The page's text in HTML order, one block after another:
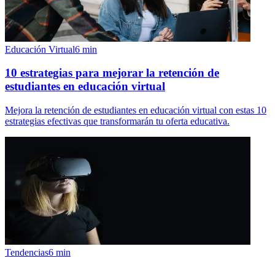
Educación Virtual6 min
10 estrategias para mejorar la retención de
estudiantes en educación virtual
Mejora la retención de estudiantes en educación virtual con estas 10
estrategias efectivas que transformarán tu oferta educativa.
Tendencias6 min